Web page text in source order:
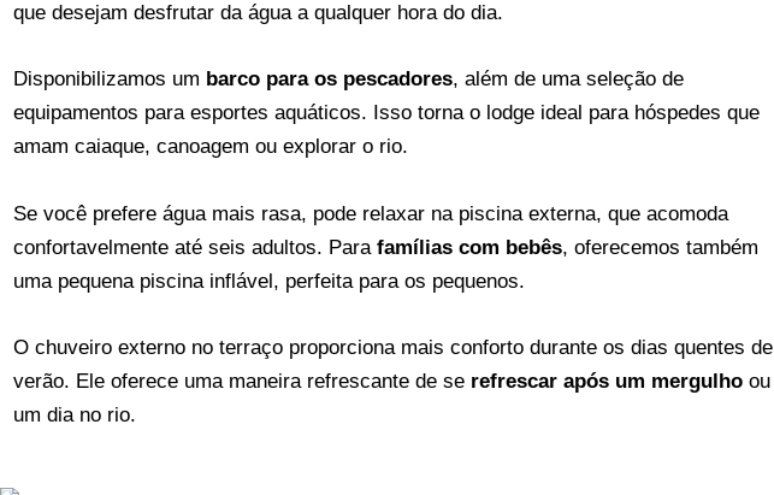
que desejam desfrutar da água a qualquer hora do dia.
Disponibilizamos um barco para os pescadores, além de uma seleção de
equipamentos para esportes aquáticos. Isso torna o lodge ideal para hóspedes que
amam caiaque, canoagem ou explorar o rio.
Se você prefere água mais rasa, pode relaxar na piscina externa, que acomoda
confortavelmente até seis adultos. Parafamílias com bebês, oferecemos também
uma pequena piscina inflável, perfeita para os pequenos.
O chuveiro externo no terraço proporciona mais conforto durante os dias quentes de
verão. Ele oferece uma maneira refrescante de se refrescar após um mergulho ou
um dia no rio.